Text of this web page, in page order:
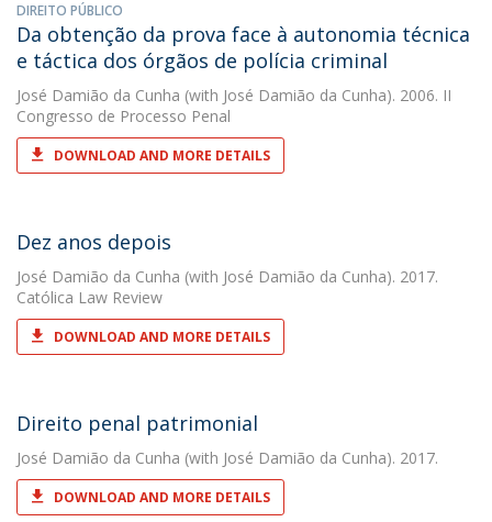
DIREITO PÚBLICO
Da obtenção da prova face à autonomia técnica
e táctica dos órgãos de polícia criminal
José Damião da Cunha (with José Damião da Cunha). 2006. II
Congresso de Processo Penal
DOWNLOAD AND MORE DETAILS
Dez anos depois
José Damião da Cunha (with José Damião da Cunha). 2017.
Católica Law Review
DOWNLOAD AND MORE DETAILS
Direito penal patrimonial
José Damião da Cunha (with José Damião da Cunha). 2017.
DOWNLOAD AND MORE DETAILS